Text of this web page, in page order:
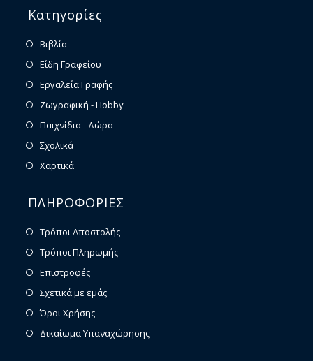
Κατηγορίες
Βιβλία
Είδη Γραφείου
Εργαλεία Γραφής
Ζωγραφική - Hobby
Παιχνίδια - Δώρα
Σχολικά
Χαρτικά
ΠΛΗΡΟΦΟΡΙΕΣ
Τρόποι Αποστολής
Τρόποι Πληρωμής
Επιστροφές
Σχετικά με εμάς
Όροι Χρήσης
Δικαίωμα Υπαναχώρησης